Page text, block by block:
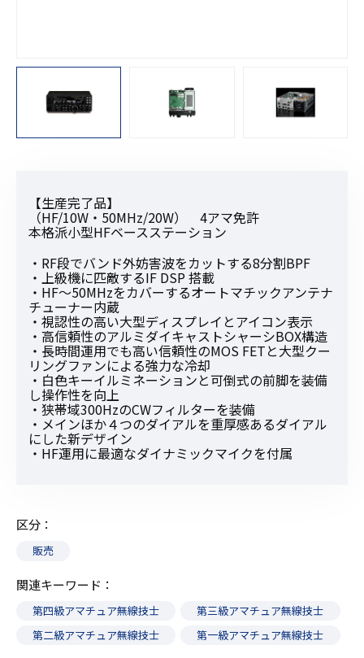
【生産完了品】
（HF/10W・50MHz/20W） 4アマ免許
本格派小型HFベースステーション
・RF段でバンド外妨害波をカットする8分割BPF
・上級機に匹敵するIF DSP 搭載
・HF～50MHzをカバーするオートマチックアンテナ
チューナー内蔵
・視認性の高い大型ディスプレイとアイコン表示
・高信頼性のアルミダイキャストシャーシBOX構造
・長時間運用でも高い信頼性のMOS FETと大型クー
リングファンによる強力な冷却
・白色キーイルミネーションと可倒式の前脚を装備
し操作性を向上
・狭帯域300HzのCWフィルターを装備
・メインほか４つのダイアルを重厚感あるダイアル
にした新デザイン
・HF運用に最適なダイナミックマイクを付属
区分
販売
関連キーワード
第四級アマチュア無線技士
第三級アマチュア無線技士
第二級アマチュア無線技士
第一級アマチュア無線技士